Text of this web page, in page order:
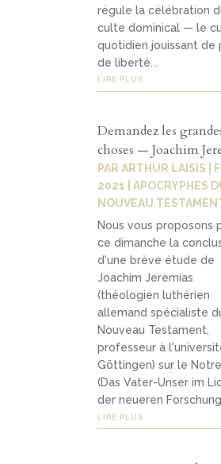
régule la célébration
culte dominical — le
quotidien jouissant de
de liberté...
LIRE PLUS
Demandez les
choses — Joachim
PARARTHUR LAISIS
2021 |APOCRYPHES
NOUVEAU
Nous vous proposons
ce dimanche la
d'une brève étude de
Joachim Jeremias
(théologien luthérien
allemand spécialiste
Nouveau Testament,
professeur à
Göttingen) sur le
(Das Vater-Unser im
der neueren
LIRE PLUS